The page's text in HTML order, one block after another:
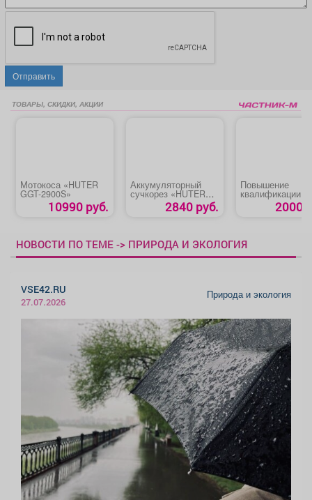
Отправить
ТОВАРЫ, СКИДКИ, АКЦИИ
Мотокоса «HUTER
GGT-2900S»
10990 руб.
Аккумуляторный
сучкорез «HUTER
ELS-20Li»2840 руб.
Повышение
квалификации
программам ГО
2000
НОВОСТИ ПО ТЕМЕ -> ПРИРОДА И ЭКОЛОГИЯ
VSE42.RU
27.07.2026
Природа и экология